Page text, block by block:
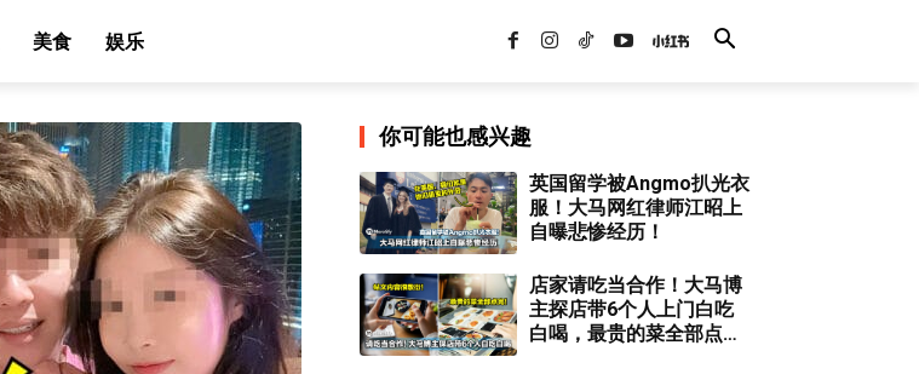
美食 娱乐
你可能也感兴趣
英国留学被Angmo扒光衣
服！大马网红律师江昭上
自曝悲惨经历！
店家请吃当合作！大马博
主探店带6个人上门白吃
白喝，最贵的菜全部点